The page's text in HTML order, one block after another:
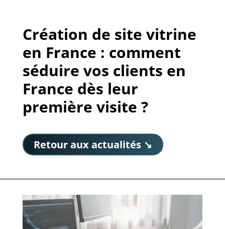
Création de site vitrine
en France : comment
séduire vos clients en
France dès leur
première visite ?
Retour aux actualités ↘